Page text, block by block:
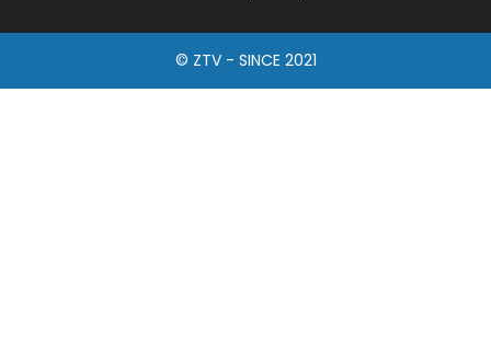
© ZTV - SINCE 2021